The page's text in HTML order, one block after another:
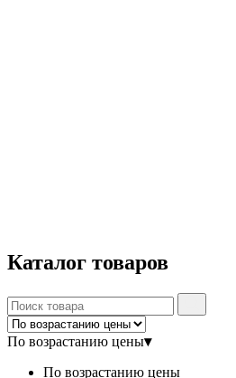
Каталог товаров
По возрастанию цены▾
По возрастанию цены